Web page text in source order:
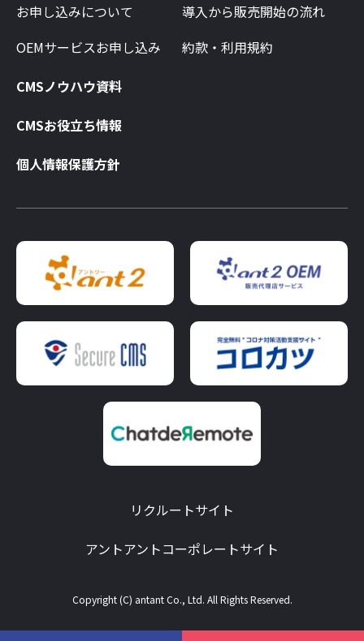
お申し込みについて
導入から販売開始の流れ
OEMサービスお申し込み
約款・利用規約
CMSノウハウ資料
CMSお役立ち情報
個人情報保護方針
リクルートサイト
アントアントコーポレートサイト
Copyright (C) antant Co., Ltd. All Rights Reserved.